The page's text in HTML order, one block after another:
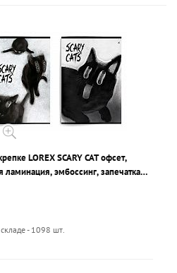
LOREX SCARY CAT офсет,
эмбоссинг, запечатка
- 1098 шт.